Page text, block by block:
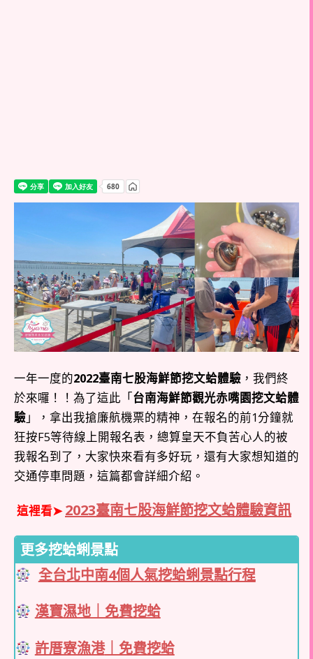
一年一度的2022臺南七股海鮮節挖文蛤體驗 ，我們終
於來囉！！為了這此「台南海鮮節觀光赤嘴園挖文蛤體
驗」，拿出我搶廉航機票的精神，在報名的前1分鐘就
狂按F5等待線上開報名表，總算皇天不負苦心人的被
我報名到了，大家快來看有多好玩，還有大家想知道的
交通停車問題，這篇都會詳細介紹。
這裡看➤ 2023臺南七股海鮮節挖文蛤體驗資訊
更多挖蛤蜊景點
全台北中南4個人氣挖蛤蜊景點行程
漢寶濕地｜免費挖蛤
許厝寮漁港｜免費挖蛤